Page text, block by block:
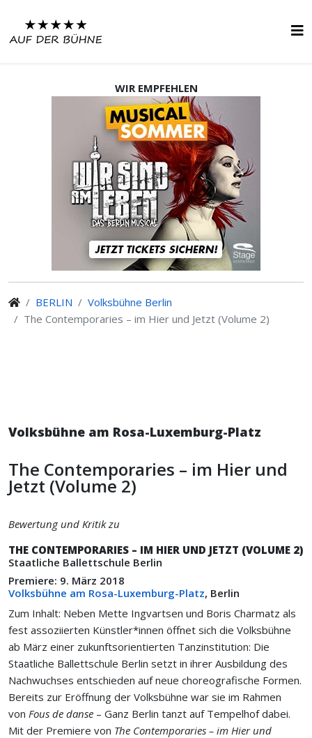
WIR EMPFEHLEN
BERLIN
Volksbühne Berlin
The Contemporaries – im Hier und Jetzt (Volume 2)
Volksbühne am Rosa-Luxemburg-Platz
The Contemporaries – im Hier und
Jetzt (Volume 2)
Bewertung und Kritik zu
THE CONTEMPORARIES – IM HIER UND JETZT (VOLUME 2)
Staatliche Ballettschule Berlin
Premiere: 9. März 2018
Volksbühne am Rosa-Luxemburg-Platz, Berlin
Zum Inhalt: Neben Mette Ingvartsen und Boris Charmatz als
fest assoziierten Künstler*innen öffnet sich die Volksbühne
ab März einer zukunftsorientierten Tanzinstitution: Die
Staatliche Ballettschule Berlin setzt in ihrer Ausbildung des
Nachwuchses entschieden auf neue choreografische Formen.
Bereits zur Eröffnung der Volksbühne war sie im Rahmen
von Fous de danse – Ganz Berlin tanzt auf Tempelhof dabei.
Mit der Premiere von The Contemporaries – im Hier und